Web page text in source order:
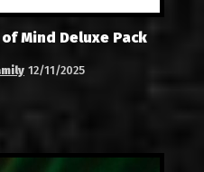
Mind Deluxe Pack
12/11/2025